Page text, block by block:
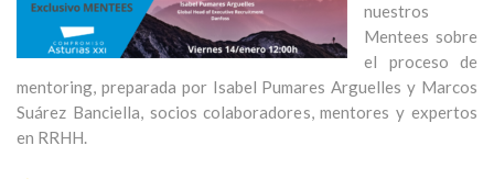
nuestros
Mentees sobre
el proceso de
mentoring, preparada por Isabel Pumares Arguelles y Marcos
Suárez Banciella, socios colaboradores, mentores y expertos
en RRHH.